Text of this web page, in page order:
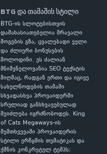
BTG და თამაშის სტილი
BTG-ის სლოტებისთვის
დამახასიათებელია მრავალი
მოგების გზა, ცვალებადი ველი
და ძლიერი ბონუსების
მოლოდინი. ეს ძალიან
მნიშვნელოვანია SEO ტექსტის
მიღმაც, რადგან ერთი და იგივე
სახელწოდების თამაში
სხვადასხვა პროვაიდერში
სრულიად განსხვავებულად
შეიძლება იგრძნობოდეს. King
of Cats Megaways-ის
შემთხვევაში პროვაიდერის
სტილი ერწყმის თემატიკას და
ქმნის კონკრეტულ ტემპს: